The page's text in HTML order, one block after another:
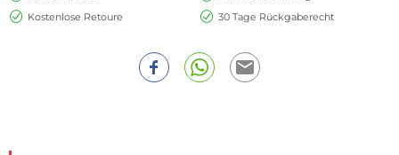
Kostenlose Retoure
30 Tage Rückgaberecht